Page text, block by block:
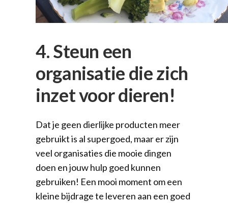
4. Steun een
organisatie die zich
inzet voor dieren!
Dat je geen dierlijke producten meer
gebruikt is al supergoed, maar er zijn
veel organisaties die mooie dingen
doen en jouw hulp goed kunnen
gebruiken! Een mooi moment om een
kleine bijdrage te leveren aan een goed